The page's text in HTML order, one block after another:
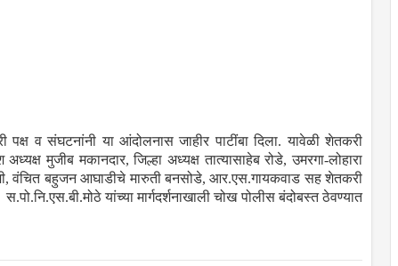
पक्ष व संघटनांनी या आंदोलनास जाहीर पाटींबा दिला. यावेळी शेतकरी
मुजीब मकानदार, जिल्हा अध्यक्ष तात्यासाहेब रोडे, उमरगा-लोहारा
वंचित बहुजन आघाडीचे मारुती बनसोडे, आर.एस.गायकवाड सह शेतकरी
यांच्या मार्गदर्शनाखाली चोख पोलीस बंदोबस्त ठेवण्यात